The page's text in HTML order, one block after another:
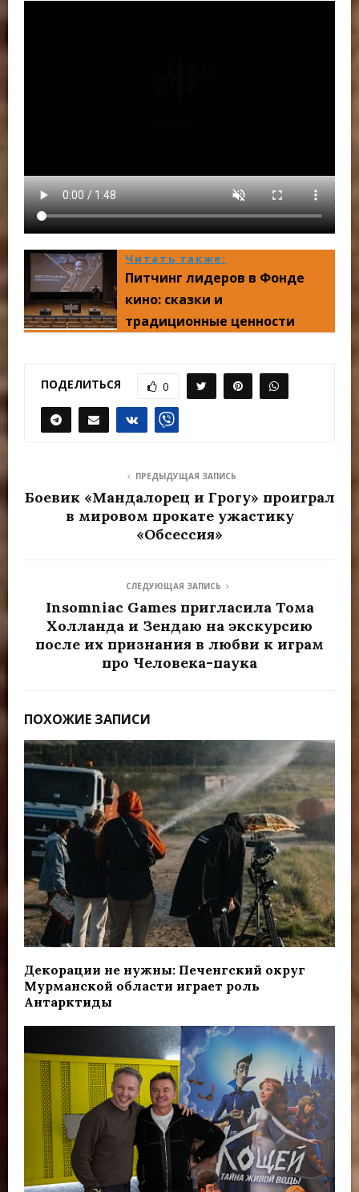
Читать также:
Питчинг лидеров в Фонде
кино: сказки и
традиционные ценности
ПОДЕЛИТЬСЯ 0
ПРЕДЫДУЩАЯ ЗАПИСЬ
Боевик «Мандалорец и Грогу» проиграл
в мировом прокате ужастику
«Обсессия»
СЛЕДУЮЩАЯ ЗАПИСЬ
Insomniac Games пригласила Тома
Холланда и Зендаю на экскурсию
после их признания в любви к играм
про Человека-паука
ПОХОЖИЕ ЗАПИСИ
Декорации не нужны: Печенгский округ
Мурманской области играет роль
Антарктиды